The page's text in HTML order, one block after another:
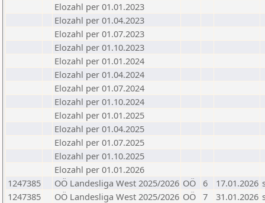
Elozahl per 01.01.2023
Elozahl per 01.04.2023
Elozahl per 01.07.2023
Elozahl per 01.10.2023
Elozahl per 01.01.2024
Elozahl per 01.04.2024
Elozahl per 01.07.2024
Elozahl per 01.10.2024
Elozahl per 01.01.2025
Elozahl per 01.04.2025
Elozahl per 01.07.2025
Elozahl per 01.10.2025
Elozahl per 01.01.2026
1247385
OÖ Landesliga West 2025/2026 OÖ 6 17.01.2026
1247385
OÖ Landesliga West 2025/2026 OÖ 7 31.01.2026